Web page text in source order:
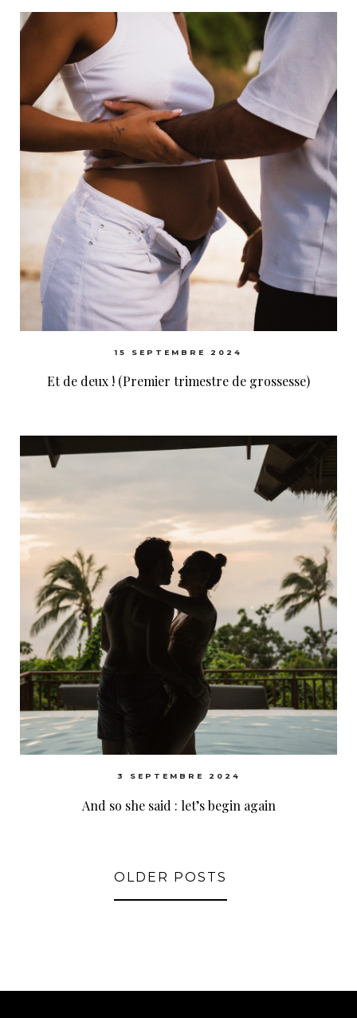
15 SEPTEMBRE 2024
Et de deux ! (Premier trimestre de grossesse)
3 SEPTEMBRE 2024
And so she said : let’s begin again
OLDER POSTS